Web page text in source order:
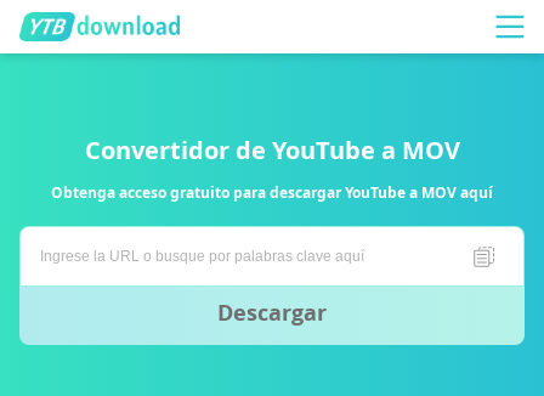
Convertidor de YouTube a MOV
Obtenga acceso gratuito para descargar YouTube a MOV aquí
Descargar